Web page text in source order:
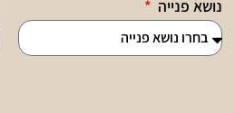
נושא פנייה